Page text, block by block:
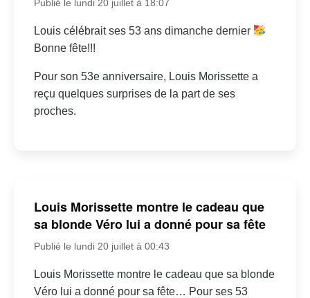
Publié le lundi 20 juillet à 18:07
Louis célébrait ses 53 ans dimanche dernier
Bonne fête!!!
Pour son 53e anniversaire, Louis Morissette a
reçu quelques surprises de la part de ses
proches.
Louis Morissette montre le cadeau que
sa blonde Véro lui a donné pour sa fête
Publié le lundi 20 juillet à 00:43
Louis Morissette montre le cadeau que sa blonde
Véro lui a donné pour sa fête… Pour ses 53